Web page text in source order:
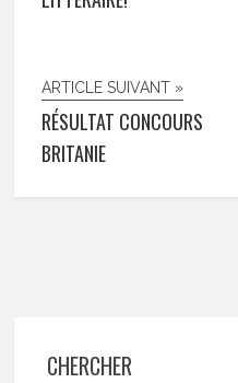
ARTICLE SUIVANT »
RÉSULTAT CONCOURS
BRITANIE
CHERCHER